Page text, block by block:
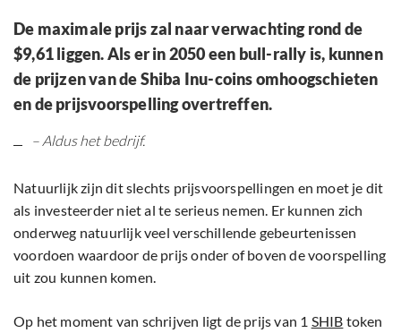
De maximale prijs zal naar verwachting rond de
$9,61 liggen. Als er in 2050 een bull-rally is, kunnen
de prijzen van de Shiba Inu-coins omhoogschieten
en de prijsvoorspelling overtreffen.
– Aldus het bedrijf.
Natuurlijk zijn dit slechts prijsvoorspellingen en moet je dit
als investeerder niet al te serieus nemen. Er kunnen zich
onderweg natuurlijk veel verschillende gebeurtenissen
voordoen waardoor de prijs onder of boven de voorspelling
uit zou kunnen komen.
Op het moment van schrijven ligt de prijs van 1 SHIB token